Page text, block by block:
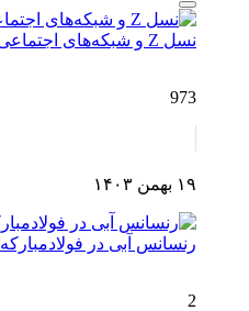
نسل Z و شبکه‌های اجتماعی: والدین چگونه می‌توانند همراه دیجیتال فرزندان باشند؟
973
۱۹ بهمن ۱۴۰۳
رنسانس آبی در فولادمبارکه
2